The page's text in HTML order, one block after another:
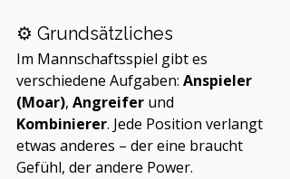
⚙️ Grundsätzliches
Im Mannschaftsspiel gibt es
verschiedene Aufgaben: Anspieler
(Moar), Angreifer und
Kombinierer. Jede Position verlangt
etwas anderes – der eine braucht
Gefühl, der andere Power.